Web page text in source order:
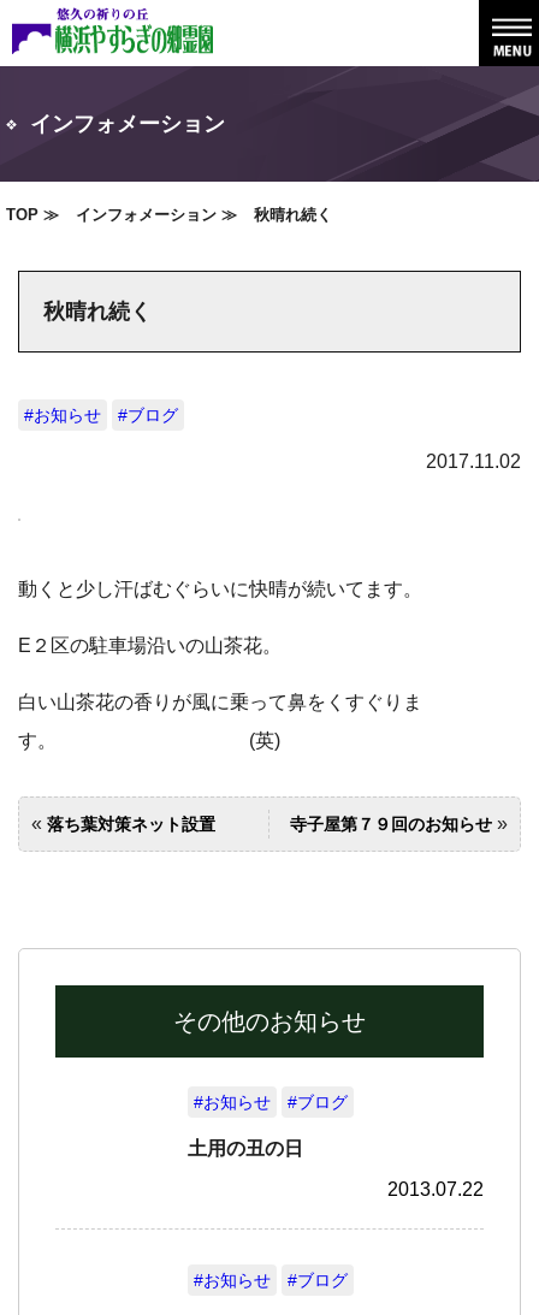
インフォメーション
TOP インフォメーション 秋晴れ続く
秋晴れ続く
#お知らせ #ブログ
2017.11.02
動くと少し汗ばむぐらいに快晴が続いてます。
E２区の駐車場沿いの山茶花。
白い山茶花の香りが風に乗って鼻をくすぐりま
す。 (英)
« 落ち葉対策ネット設置 寺子屋第７９回のお知らせ »
その他のお知らせ
#お知らせ #ブログ
土用の丑の日
2013.07.22
#お知らせ #ブログ